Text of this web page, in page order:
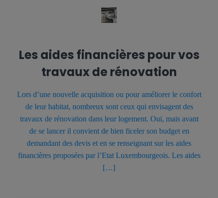
Les aides financières pour vos
travaux de rénovation
Lors d’une nouvelle acquisition ou pour améliorer le confort
de leur habitat, nombreux sont ceux qui envisagent des
travaux de rénovation dans leur logement. Oui, mais avant
de se lancer il convient de bien ficeler son budget en
demandant des devis et en se renseignant sur les aides
financières proposées par l’Etat Luxembourgeois. Les aides
[…]